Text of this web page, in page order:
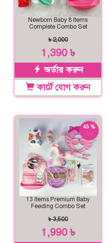
Newborn Baby 8 Items
Complete Combo Set
৳ 2,000
1,390 ৳
অর্ডার করুন
কার্টে যোগ করুন
43 %
13 Items Premium Baby
Feeding Combo Set
৳ 3,500
1,990 ৳